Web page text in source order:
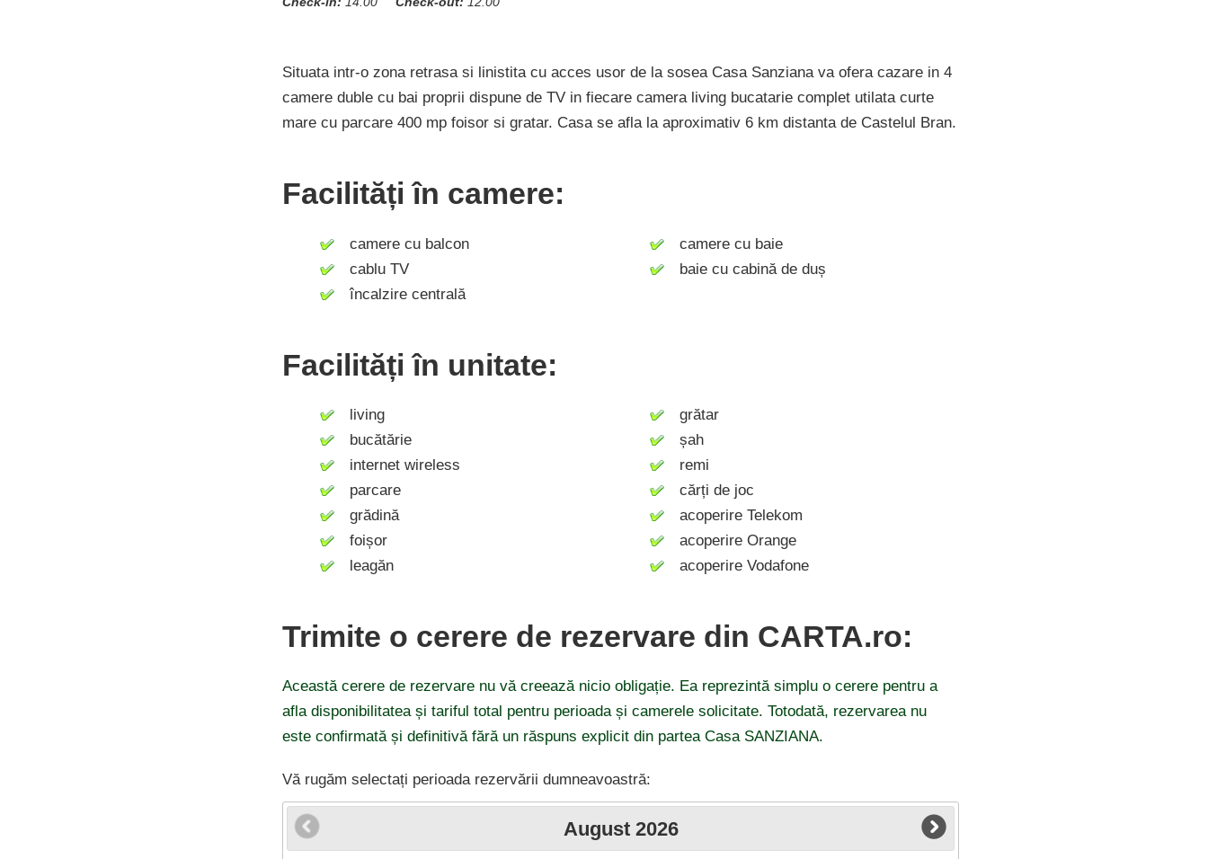
Situata intr-o zona retrasa si linistita cu acces usor de la sosea Casa Sanziana va ofera cazare in 4
camere duble cu bai proprii dispune de TV in fiecare camera living bucatarie complet utilata curte
mare cu parcare 400 mp foisor si gratar. Casa se afla la aproximativ 6 km distanta de Castelul Bran.
Facilități în camere:
camere cu balcon
cablu TV
încalzire centrală
camere cu baie
baie cu cabină de duș
Facilități în unitate:
living
bucătărie
internet wireless
parcare
grădină
foișor
leagăn
grătar
șah
remi
cărți de joc
acoperire Telekom
acoperire Orange
acoperire Vodafone
Trimite o cerere de rezervare din CARTA.ro:
Această cerere de rezervare nu vă creează nicio obligație. Ea reprezintă simplu o cerere pentru a
afla disponibilitatea și tariful total pentru perioada și camerele solicitate. Totodată, rezervarea nu
este confirmată și definitivă fără un răspuns explicit din partea Casa SANZIANA.
Vă rugăm selectați perioada rezervării dumneavoastră:
August 2026